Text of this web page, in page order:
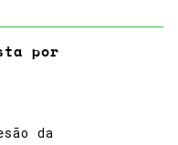
por
da